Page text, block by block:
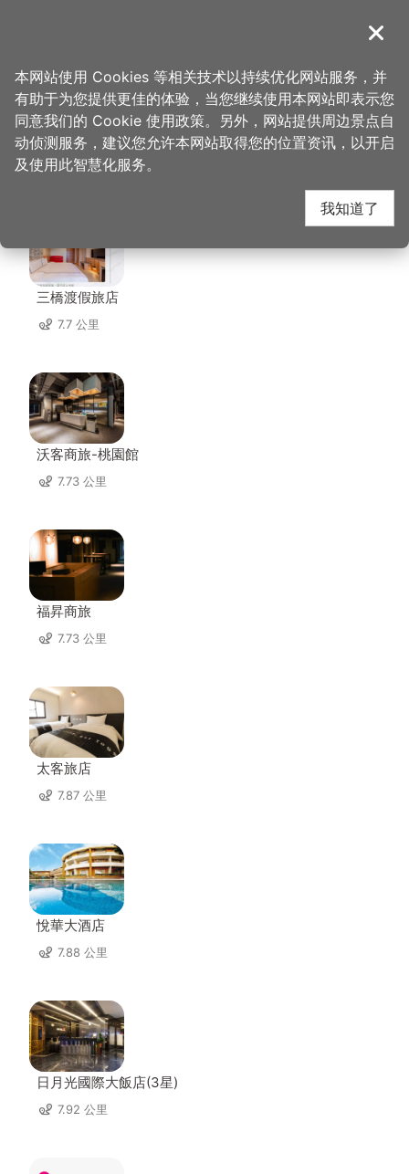
導覽
首页 > 想去的地方 > 住宿 > 千塘行旅
千塘行旅 周边住宿
三橋渡假旅店
7.7 公里
沃客商旅-桃園館
7.73 公里
福昇商旅
7.73 公里
太客旅店
7.87 公里
悅華大酒店
7.88 公里
日月光國際大飯店(3星)
7.92 公里
关闭
本网站使用 Cookies 等相关技术以持续优化网站服务，并
有助于为您提供更佳的体验，当您继续使用本网站即表示您
同意我们的 Cookie 使用政策。另外，网站提供周边景点自
动侦测服务，建议您允许本网站取得您的位置资讯，以开启
及使用此智慧化服务。
我知道了